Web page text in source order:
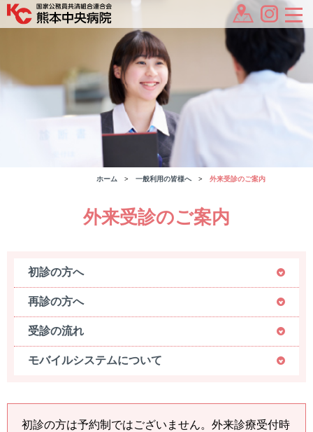
ホーム 一般利用の皆様へ 外来受診のご案内
外来受診のご案内
初診の方へ
再診の方へ
受診の流れ
モバイルシステムについて
初診の方は予約制ではございません。外来診療受付時